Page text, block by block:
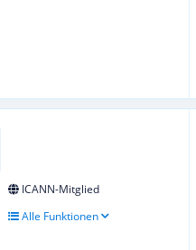
ICANN-Mitglied
Alle Funktionen